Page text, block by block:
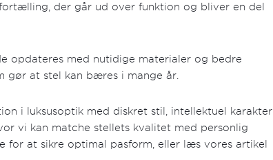
der går ud over funktion og bliver en del
opdateres med nutidige materialer og bedre
gør at stel kan bæres i mange år.
i luksusoptik med diskret stil, intellektuel karakter
vi kan matche stellets kvalitet med personlig
for at sikre optimal pasform, eller læs vores artikel